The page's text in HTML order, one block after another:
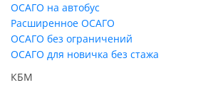
ОСАГО на автобус
Расширенное ОСАГО
ОСАГО без ограничений
ОСАГО для новичка без стажа
КБМ